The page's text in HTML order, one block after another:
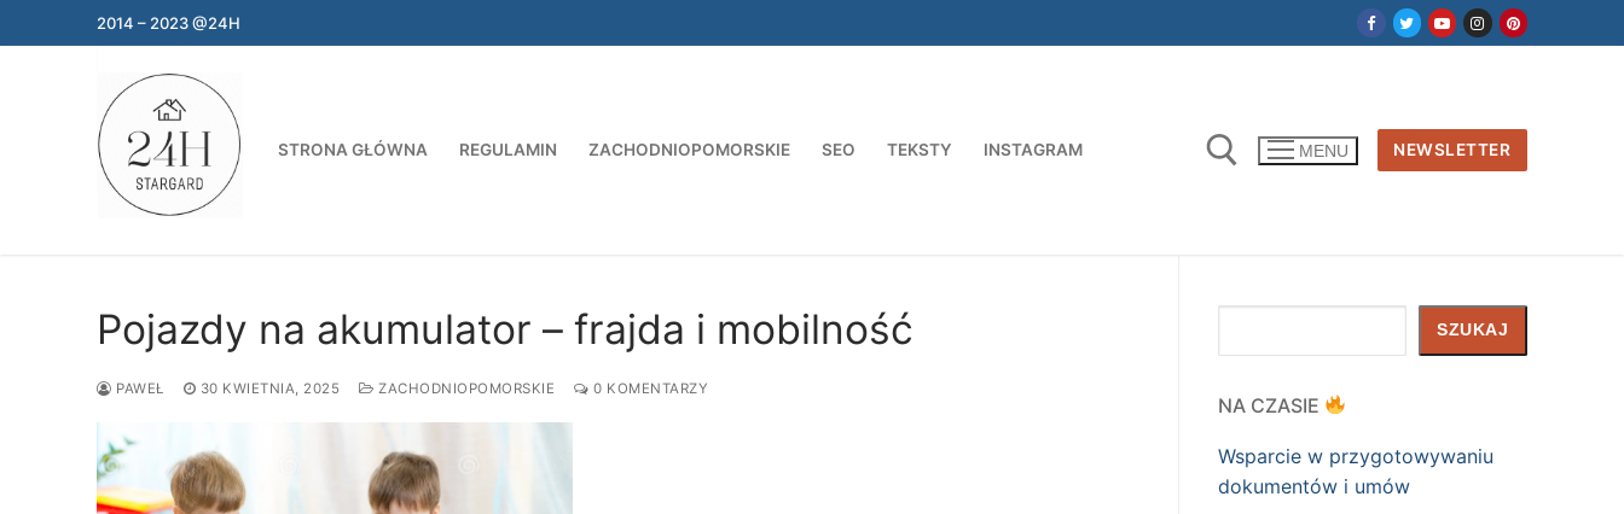
do
2014 – 2023 @24H
STRONA GŁÓWNA REGULAMIN ZACHODNIOPOMORSKIE SEO TEKSTY INSTAGRAM MENU NEWSLETTER
Pojazdy na akumulator – frajda i mobilność
PAWEŁ 30 KWIETNIA, 2025 ZACHODNIOPOMORSKIE 0 KOMENTARZY
SZUKAJ
NA CZASIE
Wsparcie w przygotowywaniu
dokumentów i umów